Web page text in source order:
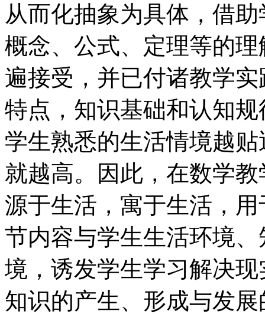
从而化抽象为具体，借
概念、公式、定理等的
遍接受，并已付诸教学
特点，知识基础和认知
学生熟悉的生活情境越
就越高。因此，在数学
源于生活，寓于生活，
节内容与学生生活环境
境，诱发学生学习解决
知识的产生、形成与发